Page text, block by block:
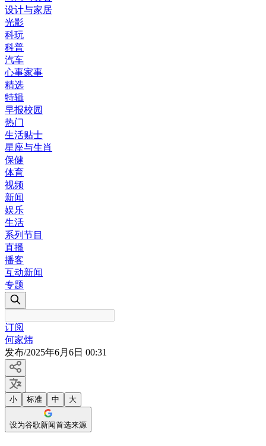
设计与家居
光影
科玩
科普
汽车
心事家事
精选
特辑
早报校园
热门
生活贴士
星座与生肖
保健
体育
视频
新闻
娱乐
生活
系列节目
直播
播客
互动新闻
专题
订阅
何家炜
发布/2025年6月6日 00:31
小 标准 中 大
设为谷歌新闻首选来源